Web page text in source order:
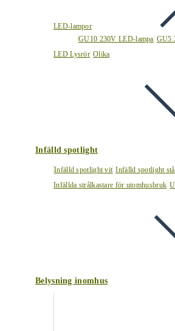
LED-lampor
GU10 230V LED-lampa
LED Lysrör Olika
Infälld spotlight
Infälld spotlight vit Infälld spotlight
Infällda strålkastare för utomhusbruk
Belysning inomhus